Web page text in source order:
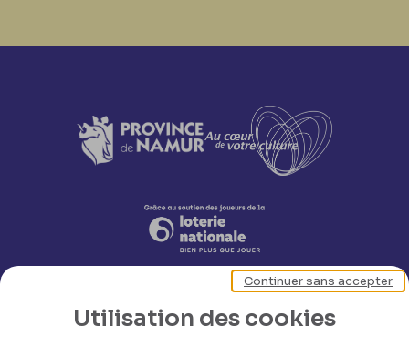
Utilisation des cookies
Continuer sans accepter